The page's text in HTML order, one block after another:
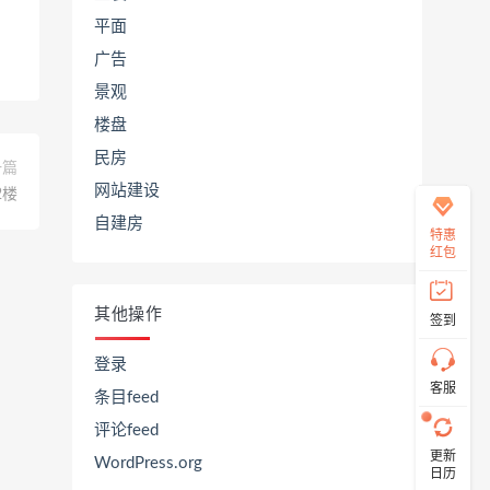
篇
平面
广告
景观
楼盘
民房
网站建设
自建房
其他操作
登录
条目feed
评论feed
WordPress.org
特惠
红包
签到
客服
接
说
出
您
的
求！
切
带
资
源
更新
日历